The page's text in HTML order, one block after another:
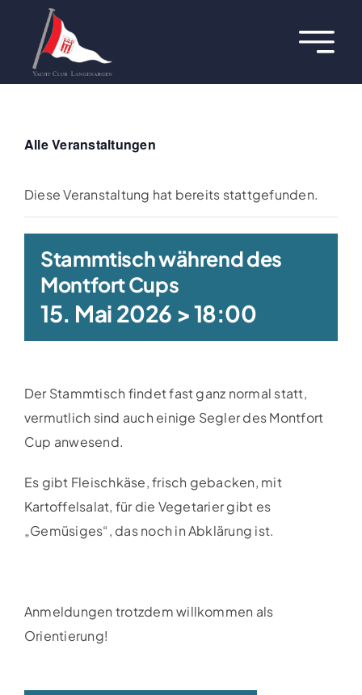
springen
Über uns
Termine
Aktuelles
Regatten
Hafen
Clubhaus
Sponsoren
Galerien
Alle Veranstaltungen
Diese Veranstaltung hat bereits stattgefunden.
Stammtisch während des
Montfort Cups
15. Mai 2026 > 18:00
Der Stammtisch findet fast ganz normal statt,
vermutlich sind auch einige Segler des Montfort
Cup anwesend.
Es gibt Fleischkäse, frisch gebacken, mit
Kartoffelsalat, für die Vegetarier gibt es
„Gemüsiges“, das noch in Abklärung ist.
Anmeldungen trotzdem willkommen als
Orientierung!